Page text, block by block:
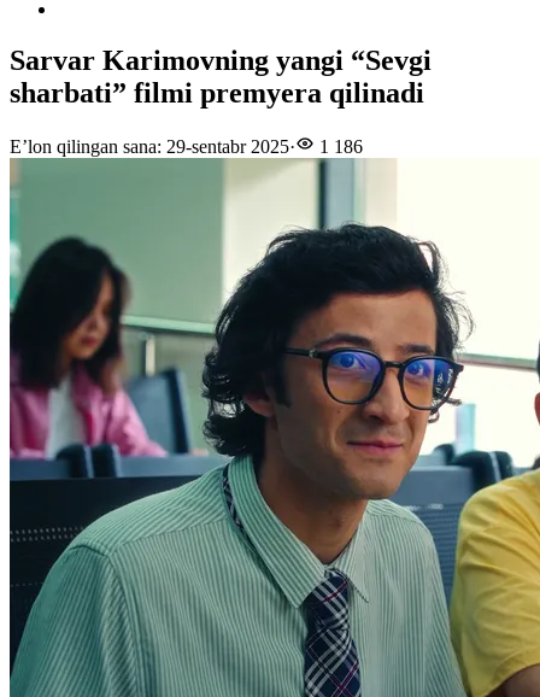
Sarvar Karimovning yangi “Sevgi
sharbati” filmi premyera qilinadi
E’lon qilingan sana: 29-sentabr 2025· 1 186